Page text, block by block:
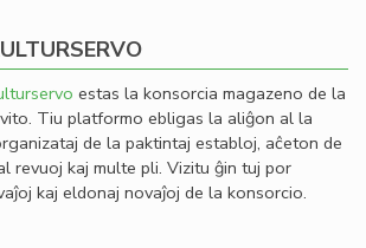
estas la konsorcia magazeno de la
Tiu platformo ebligas la aliĝon al la
de la paktintaj establoj, aĉeton de
revuoj kaj multe pli. Vizitu ĝin tuj por
kaj eldonaj novaĵoj de la konsorcio.